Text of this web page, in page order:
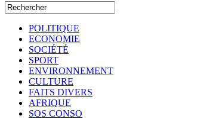
POLITIQUE
ECONOMIE
SOCIÉTÉ
SPORT
ENVIRONNEMENT
CULTURE
FAITS DIVERS
AFRIQUE
SOS CONSO